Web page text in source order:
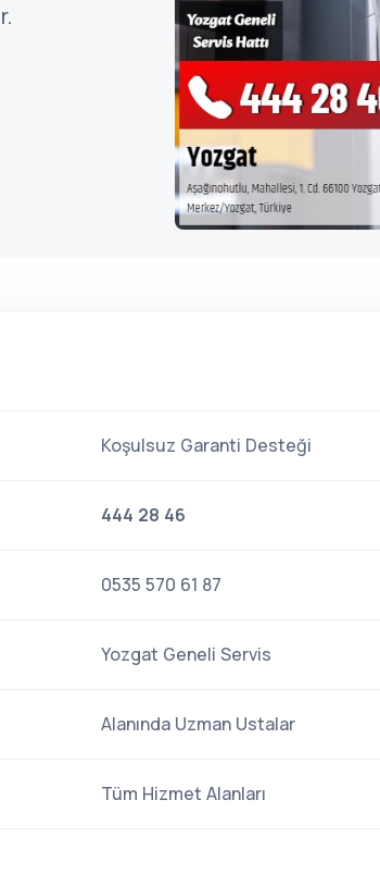
Koşulsuz Garanti Desteği
444 28 46
0535 570 61 87
Yozgat Geneli Servis
Alanında Uzman Ustalar
Tüm Hizmet Alanları